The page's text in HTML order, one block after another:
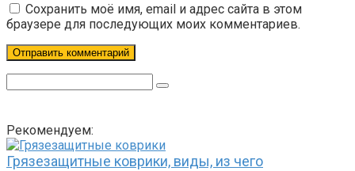
Сохранить моё имя, email и адрес сайта в этом
браузере для последующих моих комментариев.
Рекомендуем:
Грязезащитные коврики, виды, из чего